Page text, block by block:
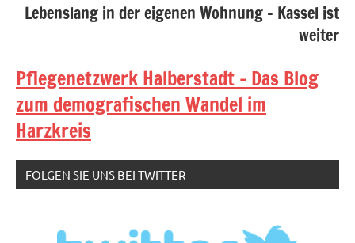
Lebenslang in der eigenen Wohnung – Kassel ist
weiter
Pflegenetzwerk Halberstadt - Das Blog
zum demografischen Wandel im
Harzkreis
FOLGEN SIE UNS BEI TWITTER